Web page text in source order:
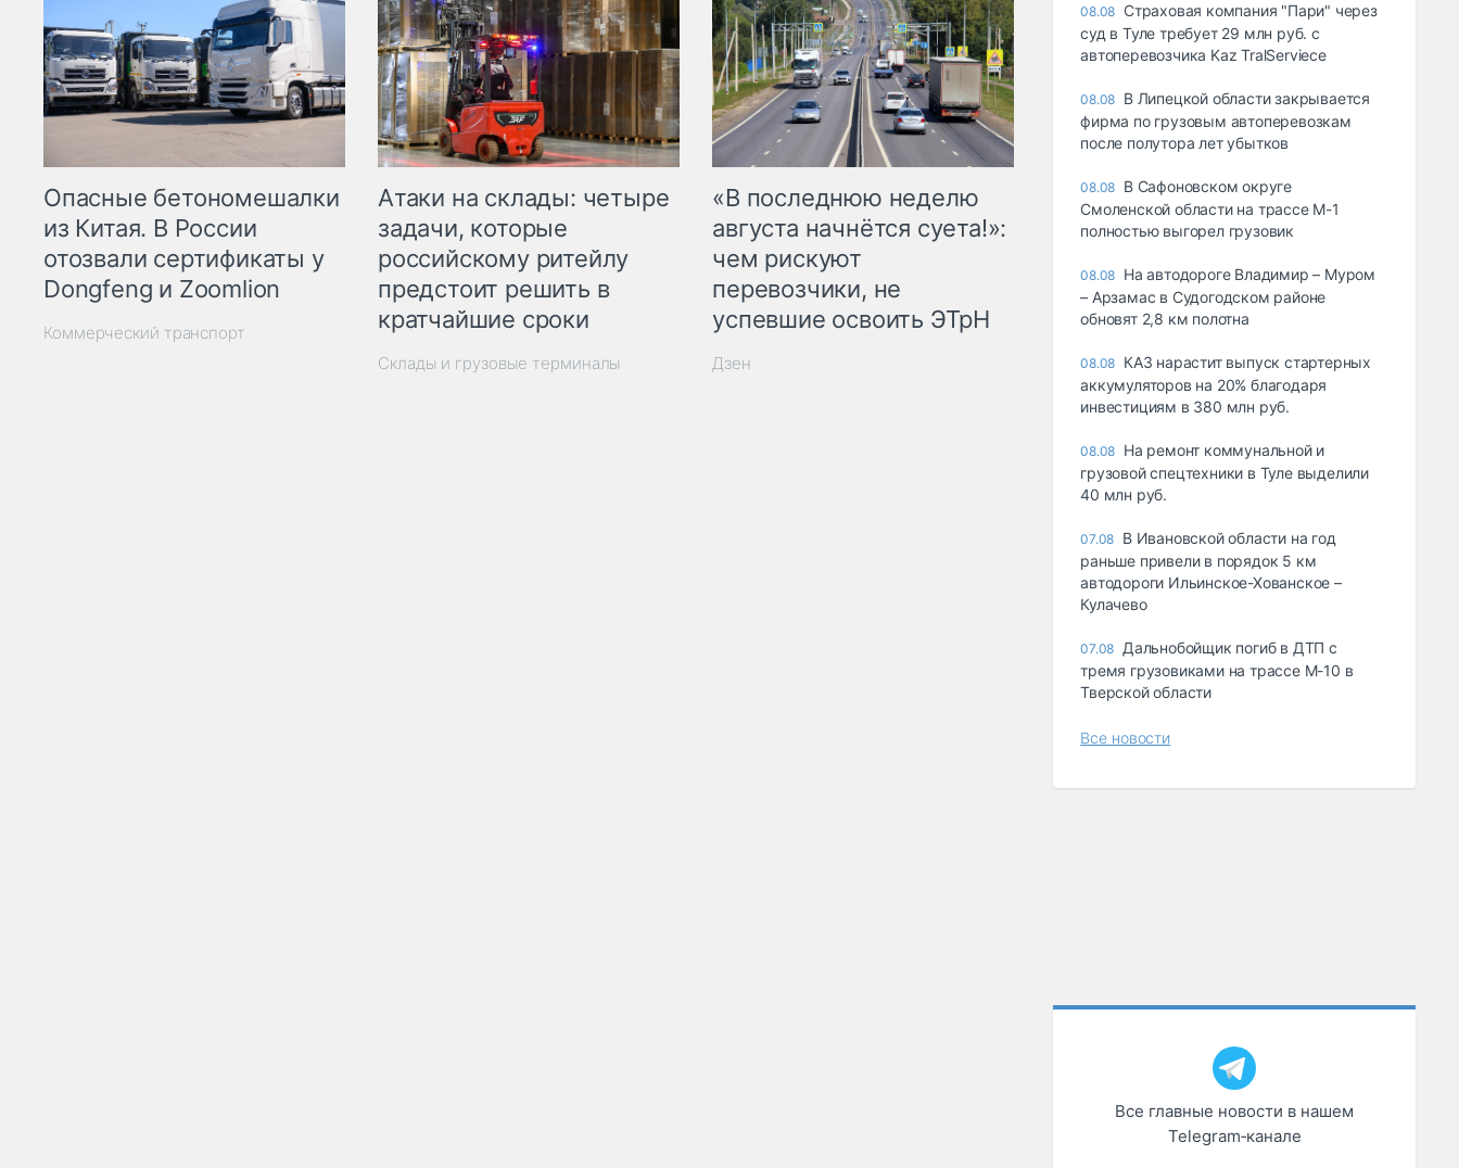
Опасные бетономешалки
из Китая. В России
отозвали сертификаты у
Dongfeng и Zoomlion
Коммерческий транспорт
Атаки на склады: четыре
задачи, которые
российскому ритейлу
предстоит решить в
кратчайшие сроки
Склады и грузовые терминалы
«В последнюю неделю
августа начнётся суета!»:
чем рискуют
перевозчики, не
успевшие освоить ЭТрН
Дзен
08.08 Страховая компания "Пари" через
суд в Туле требует 29 млн руб. с
автоперевозчика Kaz TralServiece
08.08 В Липецкой области закрывается
фирма по грузовым автоперевозкам
после полутора лет убытков
08.08 В Сафоновском округе
Смоленской области на трассе М-1
полностью выгорел грузовик
08.08 На автодороге Владимир – Муром
– Арзамас в Судогодском районе
обновят 2,8 км полотна
08.08 КАЗ нарастит выпуск стартерных
аккумуляторов на 20% благодаря
инвестициям в 380 млн руб.
08.08 На ремонт коммунальной и
грузовой спецтехники в Туле выделили
40 млн руб.
07.08 В Ивановской области на год
раньше привели в порядок 5 км
автодороги Ильинское-Хованское –
Кулачево
07.08 Дальнобойщик погиб в ДТП с
тремя грузовиками на трассе М-10 в
Тверской области
Все новости
Все главные новости в нашем
Telegram‑канале